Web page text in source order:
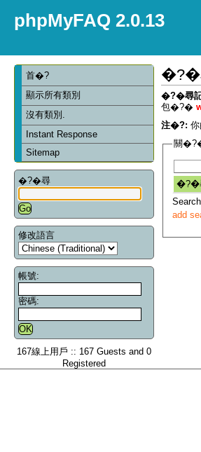
phpMyFAQ 2.0.13
首�?
顯示所有類別
沒有類別.
Instant Response
Sitemap
�?�尋
修改語言
帳號:
密碼:
167線上用戶 :: 167 Guests and 0
Registered
�?�
�?�尋
包�?�
注�?:
關
add